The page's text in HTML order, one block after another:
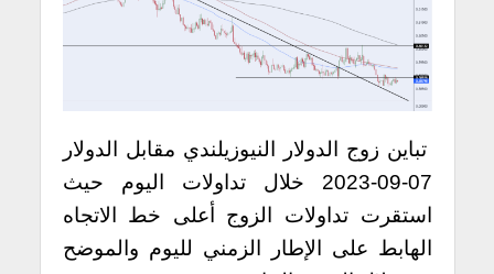
تباين زوج الدولار النيوزيلندي مقابل الدولار
07-09-2023 خلال تداولات اليوم حيث
استقرت تداولات الزوج أعلى خط الاتجاه
الهابط على الإطار الزمني لليوم والموضح